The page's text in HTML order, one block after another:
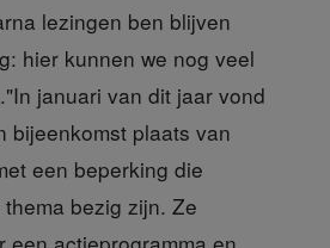
lezingen ben blijven
hier kunnen we nog veel
januari van dit jaar vond
bijeenkomst plaats van
een beperking die
bezig zijn. Ze